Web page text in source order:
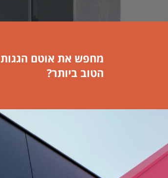
מחפש את אוטם הגגות
הטוב ביותר?